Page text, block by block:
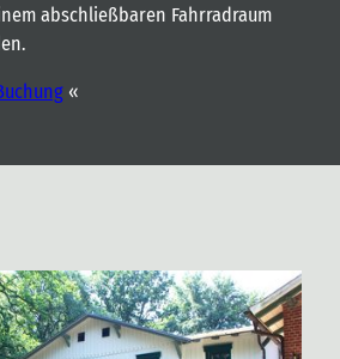
abschließbaren Fahrradraum
«